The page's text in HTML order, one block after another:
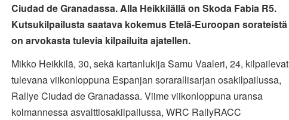
Ciudad de Granadassa. Alla Heikkilällä on Skoda Fabia R5.
Kutsukilpailusta saatava kokemus Etelä-Euroopan sorateistä
on arvokasta tulevia kilpailuita ajatellen.
Mikko Heikkilä, 30, sekä kartanlukija Samu Vaaleri, 24, kilpailevat
tulevana viikonloppuna Espanjan sorarallisarjan osakilpailussa,
Rallye Ciudad de Granadassa. Viime viikonloppuna uransa
kolmannessa asvalttiosakilpailussa, WRC RallyRACC